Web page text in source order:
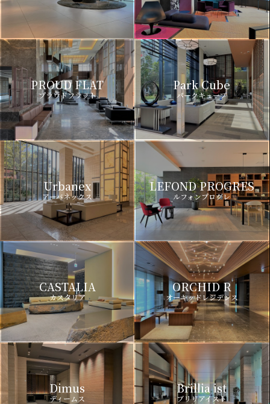
PROUD FLAT
プラウドフラット
Park Cube
パークキューブ
Urbanex
アーバネックス
LEFOND PROGRES
ルフォンプログレ
CASTALIA
カスタリア
ORCHID R
オーキッドレジデンス
Dimus
ディームス
Brillia ist
ブリリアイスト